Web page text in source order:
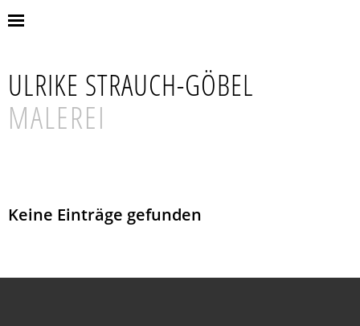
ULRIKE STRAUCH-GÖBEL
MALEREI
Keine Einträge gefunden